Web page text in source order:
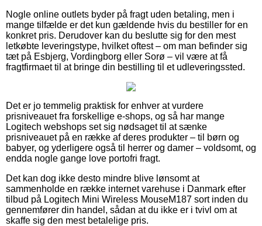
Nogle online outlets byder på fragt uden betaling, men i
mange tilfælde er det kun gældende hvis du bestiller for en
konkret pris. Derudover kan du beslutte sig for den mest
letkøbte leveringstype, hvilket oftest – om man befinder sig
tæt på Esbjerg, Vordingborg eller Sorø – vil være at få
fragtfirmaet til at bringe din bestilling til et udleveringssted.
Det er jo temmelig praktisk for enhver at vurdere
prisniveauet fra forskellige e-shops, og så har mange
Logitech webshops set sig nødsaget til at sænke
prisniveauet på en række af deres produkter – til børn og
babyer, og yderligere også til herrer og damer – voldsomt, og
endda nogle gange love portofri fragt.
Det kan dog ikke desto mindre blive lønsomt at
sammenholde en række internet varehuse i Danmark efter
tilbud på Logitech Mini Wireless MouseM187 sort inden du
gennemfører din handel, sådan at du ikke er i tvivl om at
skaffe sig den mest betalelige pris.